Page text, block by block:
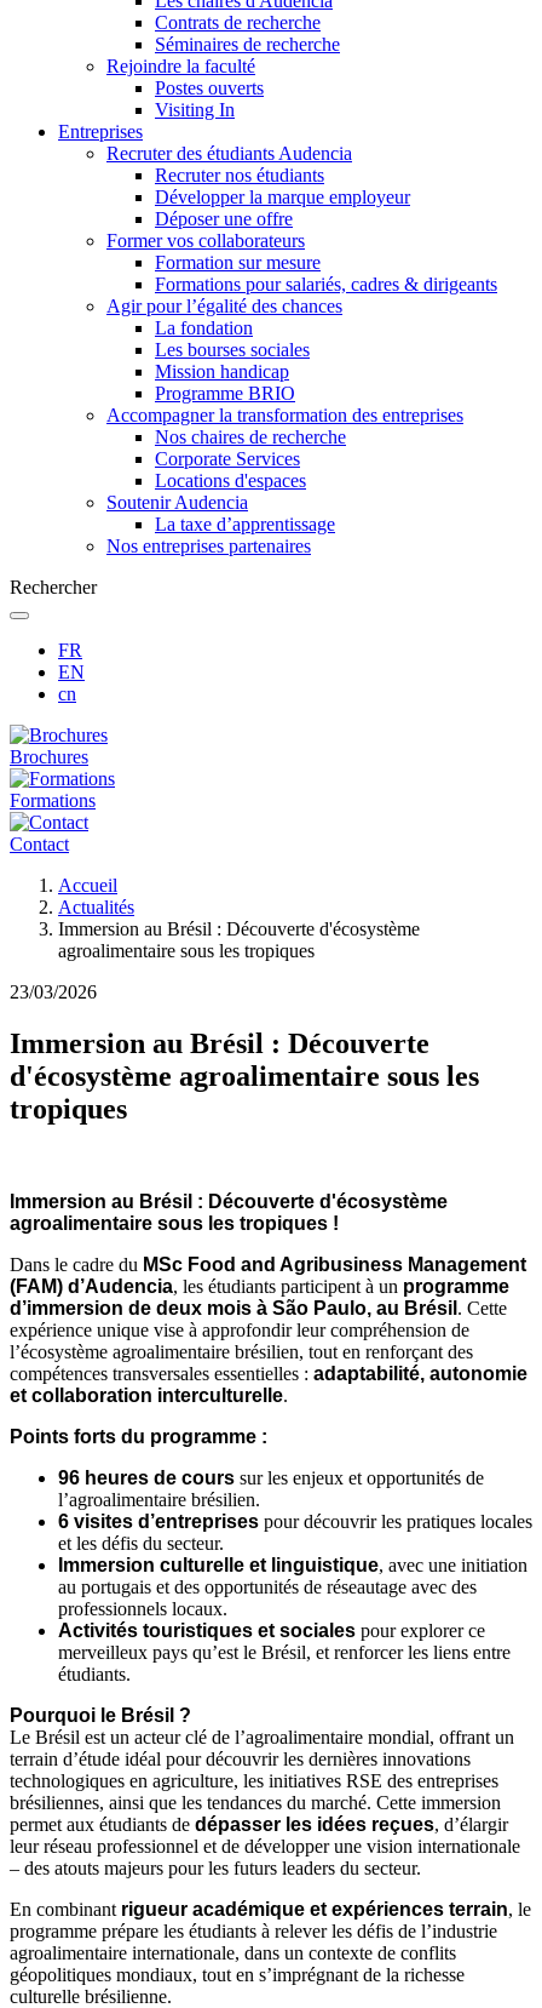
Contrats de recherche
Séminaires de recherche
Rejoindre la faculté
Postes ouverts
Visiting In
Entreprises
Recruter des étudiants Audencia
Recruter nos étudiants
Développer la marque employeur
Déposer une offre
Former vos collaborateurs
Formation sur mesure
Formations pour salariés, cadres & dirigeants
Agir pour l’égalité des chances
La fondation
Les bourses sociales
Mission handicap
Programme BRIO
Accompagner la transformation des entreprises
Nos chaires de recherche
Corporate Services
Locations d'espaces
Soutenir Audencia
La taxe d’apprentissage
Nos entreprises partenaires
Rechercher
FR
EN
cn
Brochures
Formations
Contact
d'Ariane
Accueil
Actualités
Immersion au Brésil : Découverte d'écosystème
agroalimentaire sous les tropiques
23/03/2026
Immersion au Brésil : Découverte
d'écosystème agroalimentaire sous les
tropiques
Immersion au Brésil : Découverte d'écosystème
agroalimentaire sous les tropiques !
Dans le cadre du MSc Food and Agribusiness Management
(FAM) d’Audencia, les étudiants participent à un programme
d’immersion de deux mois à São Paulo, au Brésil . Cette
expérience unique vise à approfondir leur compréhension de
l’écosystème agroalimentaire brésilien, tout en renforçant des
compétences transversales essentielles : adaptabilité, autonomie
et collaboration interculturelle.
Points forts du programme :
96 heures de cours sur les enjeux et opportunités de
l’agroalimentaire brésilien.
6 visites d’entreprises pour découvrir les pratiques locales
et les défis du secteur.
Immersion culturelle et linguistique, avec une initiation
au portugais et des opportunités de réseautage avec des
professionnels locaux.
Activités touristiques et sociales pour explorer ce
merveilleux pays qu’est le Brésil, et renforcer les liens entre
étudiants.
Pourquoi le Brésil ?
Le Brésil est un acteur clé de l’agroalimentaire mondial, offrant un
terrain d’étude idéal pour découvrir les dernières innovations
technologiques en agriculture, les initiatives RSE des entreprises
brésiliennes, ainsi que les tendances du marché. Cette immersion
permet aux étudiants de dépasser les idées reçues, d’élargir
leur réseau professionnel et de développer une vision internationale
– des atouts majeurs pour les futurs leaders du secteur.
En combinant rigueur académique et expériences terrain, le
programme prépare les étudiants à relever les défis de l’industrie
agroalimentaire internationale, dans un contexte de conflits
géopolitiques mondiaux, tout en s’imprégnant de la richesse
culturelle brésilienne.